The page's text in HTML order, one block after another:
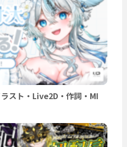
スト・Live2D・作詞・MI